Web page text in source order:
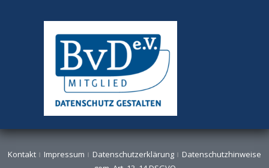
Kontakt Impressum Datenschutzerklärung
Datenschutzhinweise